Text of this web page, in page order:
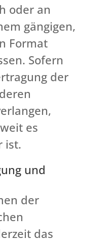
oder an
gängigen,
Format
Sofern
der
es
ist.
und
der
das